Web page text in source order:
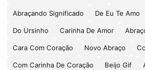
Abraçando Significado De Eu Te Amo
Do Ursinho Carinha De Amor
Cara Com Coração Novo Abraço
Com Carinha De Coração Beijo Gif